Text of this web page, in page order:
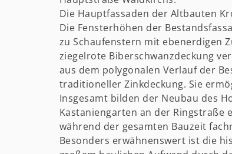
Die Hauptfassaden der Altbauten
Die Fensterhöhen der
zu Schaufenstern mit ebenerdigen
ziegelrote Biberschwanzdeckung
aus dem polygonalen Verlauf der
traditioneller Zinkdeckung. Sie
Insgesamt bilden der Neubau des
Kastaniengarten an der Ringstraße
während der gesamten Bauzeit
Besonders erwähnenswert ist die